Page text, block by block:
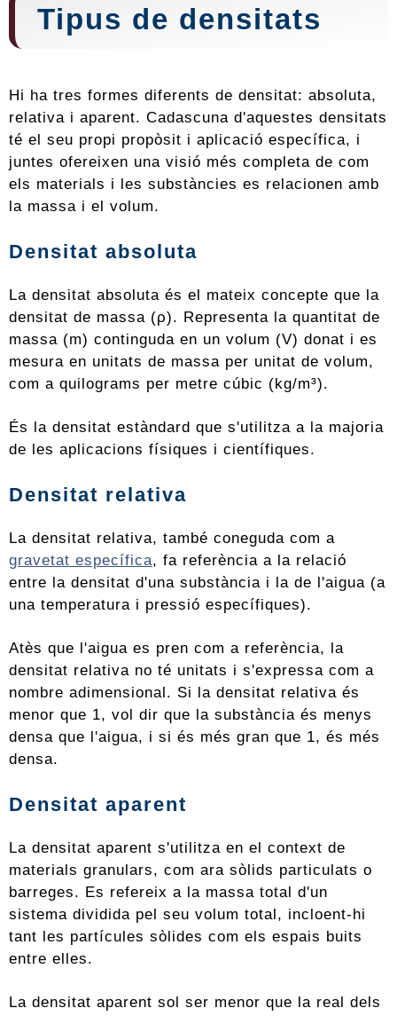
Tipus de densitats
Hi ha tres formes diferents de densitat: absoluta,
relativa i aparent. Cadascuna d'aquestes densitats
té el seu propi propòsit i aplicació específica, i
juntes ofereixen una visió més completa de com
els materials i les substàncies es relacionen amb
la massa i el volum.
Densitat absoluta
La densitat absoluta és el mateix concepte que la
densitat de massa (ρ). Representa la quantitat de
massa (m) continguda en un volum (V) donat i es
mesura en unitats de massa per unitat de volum,
com a quilograms per metre cúbic (kg/m³).
És la densitat estàndard que s'utilitza a la majoria
de les aplicacions físiques i científiques.
Densitat relativa
La densitat relativa, també coneguda com a
gravetat específica, fa referència a la relació
entre la densitat d'una substància i la de l'aigua (a
una temperatura i pressió específiques).
Atès que l'aigua es pren com a referència, la
densitat relativa no té unitats i s'expressa com a
nombre adimensional. Si la densitat relativa és
menor que 1, vol dir que la substància és menys
densa que l'aigua, i si és més gran que 1, és més
densa.
Densitat aparent
La densitat aparent s'utilitza en el context de
materials granulars, com ara sòlids particulats o
barreges. Es refereix a la massa total d'un
sistema dividida pel seu volum total, incloent-hi
tant les partícules sòlides com els espais buits
entre elles.
La densitat aparent sol ser menor que la real dels